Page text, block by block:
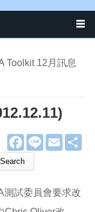
Toolkit 12月訊息
F
a
e
o
o
L
E
m
測試委員會要求改